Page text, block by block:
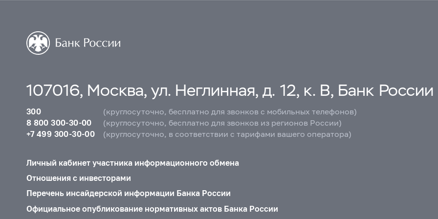
107016, Москва, ул. Неглинная, д. 12, к. В, Банк России
300
(круглосуточно, бесплатно для звонков с мобильных телефонов)
8 800 300-30-00
(круглосуточно, бесплатно для звонков из регионов России)
+7 499 300-30-00
(круглосуточно, в соответствии с тарифами вашего оператора)
Личный кабинет участника информационного обмена
Отношения с инвесторами
Перечень инсайдерской информации Банка России
Официальное опубликование нормативных актов Банка России